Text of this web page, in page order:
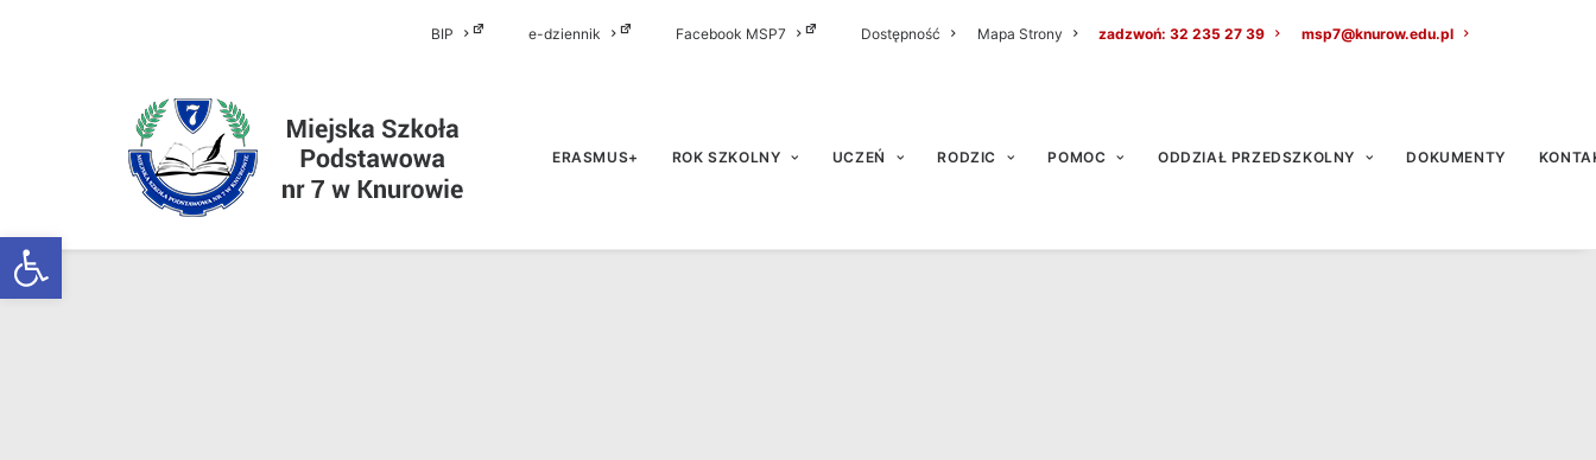
Otwórz pasek narzędzi
BIP e-dziennik Facebook MSP7 Dostępność Mapa Strony zadzwoń: 32 235 27 39 msp7@knurow.edu.pl
ERASMUS+ ROK SZKOLNY UCZEŃ RODZIC POMOC ODDZIAŁ PRZEDSZKOLNY DOKUMENTY